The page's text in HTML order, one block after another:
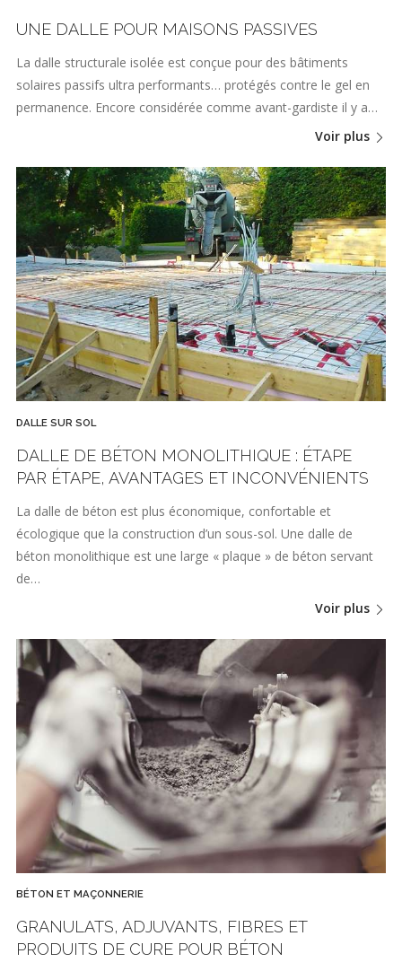
UNE DALLE POUR MAISONS PASSIVES
La dalle structurale isolée est conçue pour des bâtiments
solaires passifs ultra performants… protégés contre le gel en
permanence. Encore considérée comme avant-gardiste il y a…
Voir plus
DALLE SUR SOL
DALLE DE BÉTON MONOLITHIQUE : ÉTAPE
PAR ÉTAPE, AVANTAGES ET INCONVÉNIENTS
La dalle de béton est plus économique, confortable et
écologique que la construction d’un sous-sol. Une dalle de
béton monolithique est une large « plaque » de béton servant
de…
Voir plus
BÉTON ET MAÇONNERIE
GRANULATS, ADJUVANTS, FIBRES ET
PRODUITS DE CURE POUR BÉTON